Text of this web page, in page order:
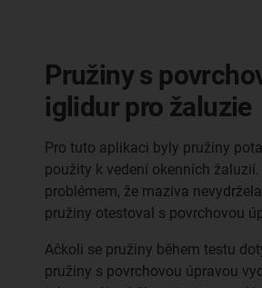
Desky pro
povrchovou
hliníku a materiálu POM, které
kovových součástí. Dnes tento
podložky potažené vysoce
podmínkám prostředí, byly
vysokými i nízkými teplotami.